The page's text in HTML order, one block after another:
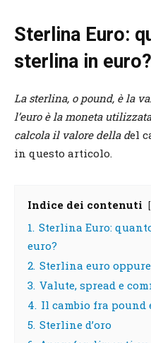
Sterlina Euro:
sterlina in euro?
La sterlina, o pound, è la
l’euro è la moneta
calcola il valore della del
in questo articolo.
Indice dei contenuti
1. Sterlina Euro:
euro?
2. Sterlina euro oppure
3. Valute, spread e
4. Il cambio fra pound
5. Sterline d’oro